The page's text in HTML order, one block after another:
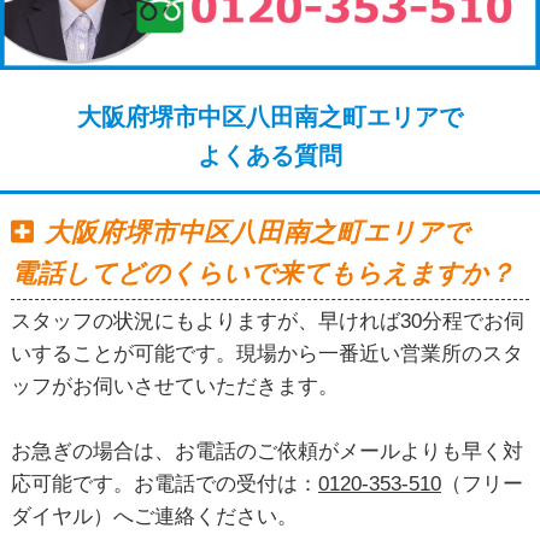
大阪府堺市中区八田南之町エリアで
よくある質問
大阪府堺市中区八田南之町エリアで
電話してどのくらいで来てもらえますか？
スタッフの状況にもよりますが、早ければ30分程でお伺
いすることが可能です。現場から一番近い営業所のスタ
ッフがお伺いさせていただきます。
お急ぎの場合は、お電話のご依頼がメールよりも早く対
応可能です。お電話での受付は： 0120-353-510（フリー
ダイヤル）へご連絡ください。